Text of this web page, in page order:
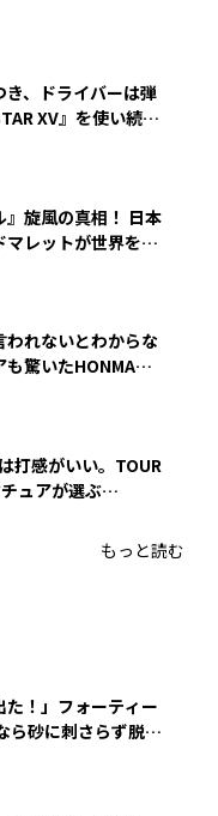
き、ドライバーは弾
XV』を使い続け
旋風の真相！ 日本
レットが世界を席
われないとわからな
も驚いたHONMA
打感がいい。TOUR
ュアが選ぶ
もっと読む
た！」フォーティー
ら砂に刺さらず脱出